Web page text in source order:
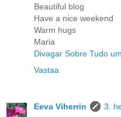
Beautiful blog
Have a nice weekend
Warm hugs
Maria
Divagar Sobre Tudo
Vastaa
Eeva Viherrin
3.